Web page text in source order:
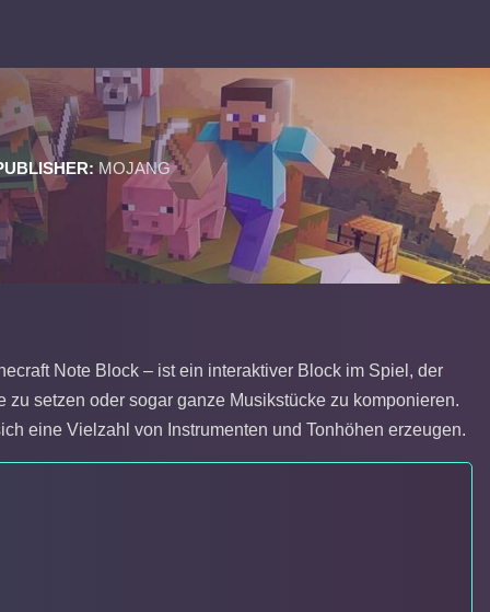
MOJANG
Note Block – ist ein interaktiver Block im Spiel, der
setzen oder sogar ganze Musikstücke zu komponieren.
eine Vielzahl von Instrumenten und Tonhöhen erzeugen.